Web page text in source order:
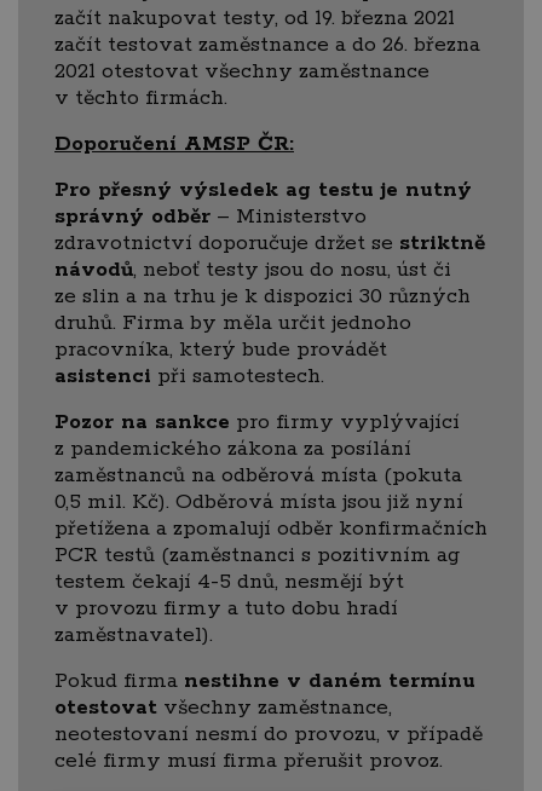
začít nakupovat testy, od 19. března 2021
začít testovat zaměstnance a do 26. března
2021 otestovat všechny zaměstnance
v těchto firmách.
Doporučení AMSP ČR:
Pro přesný výsledek ag testu je nutný
správný odběr – Ministerstvo
zdravotnictví doporučuje držet se striktně
návodů, neboť testy jsou do nosu, úst či
ze slin a na trhu je k dispozici 30 různých
druhů. Firma by měla určit jednoho
pracovníka, který bude provádět
asistenci při samotestech.
Pozor na sankce pro firmy vyplývající
z pandemického zákona za posílání
zaměstnanců na odběrová místa (pokuta
0,5 mil. Kč). Odběrová místa jsou již nyní
přetížena a zpomalují odběr konfirmačních
PCR testů (zaměstnanci s pozitivním ag
testem čekají 4-5 dnů, nesmějí být
v provozu firmy a tuto dobu hradí
zaměstnavatel).
Pokud firma nestihne v daném termínu
otestovat všechny zaměstnance,
neotestovaní nesmí do provozu, v případě
celé firmy musí firma přerušit provoz.